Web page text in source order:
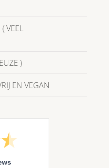
VEEL
)
EN VEGAN